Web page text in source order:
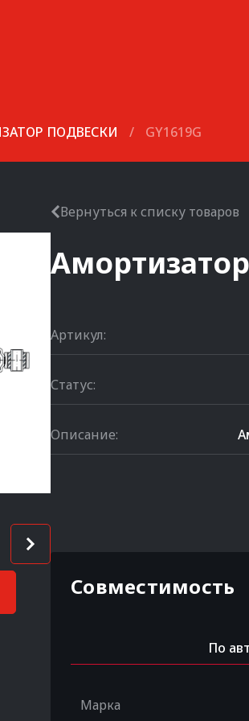
ПОДВЕСКИ / GY1619G
Вернуться к списку товаров
Артикул:
Статус:
Описание:
Совместимость
По
Марка